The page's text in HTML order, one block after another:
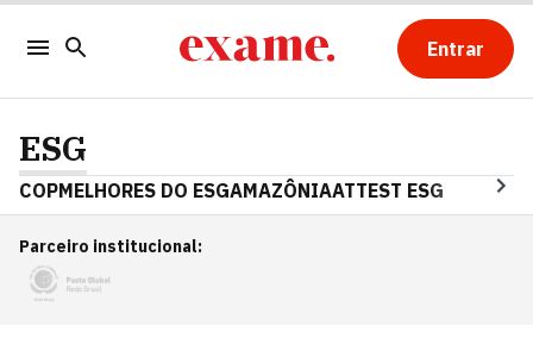
Entrar
ESG
COPMELHORES DO ESGAMAZÔNIAATTEST ESG
Parceiro institucional: